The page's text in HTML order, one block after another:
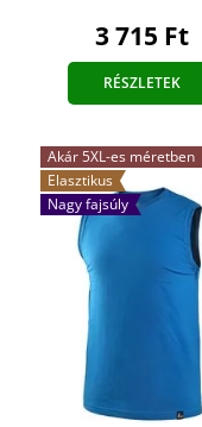
3 715 Ft
RÉSZLETEK
Akár 5XL-es méretben
Elasztikus
Nagy fajsúly